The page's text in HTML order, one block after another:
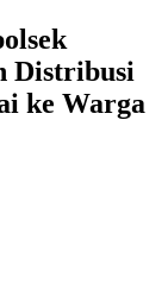
Distribusi
ke Warga